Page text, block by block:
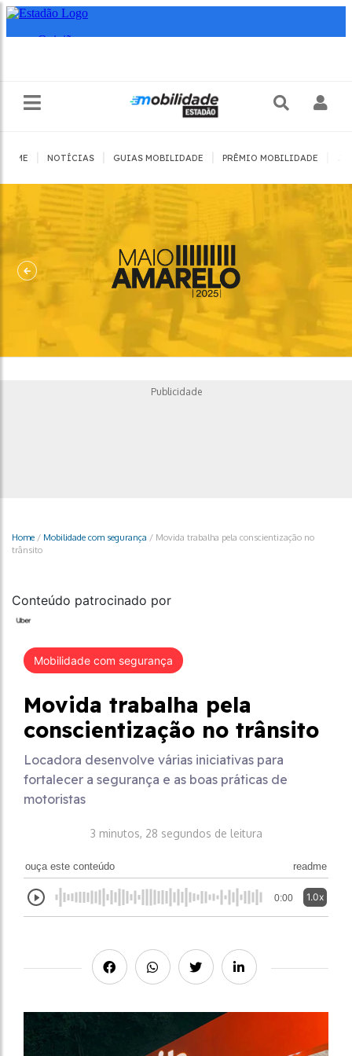
HOME NOTÍCIAS GUIAS MOBILIDADE PRÊMIO MOBILIDADE
Publicidade
Home / Mobilidade com segurança / Movida trabalha pela conscientização no
trânsito
Conteúdo patrocinado por
Mobilidade com segurança
Movida trabalha pela
conscientização no trânsito
Locadora desenvolve várias iniciativas para
fortalecer a segurança e as boas práticas de
motoristas
3 minutos, 28 segundos de leitura
ouça este conteúdo readme
0:00 1.0x